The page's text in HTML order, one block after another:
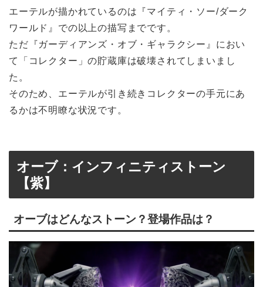
エーテルが描かれているのは『マイティ・ソー/ダーク
ワールド』での以上の描写までです。
ただ『ガーディアンズ・オブ・ギャラクシー』におい
て「コレクター」の貯蔵庫は破壊されてしまいまし
た。
そのため、エーテルが引き続きコレクターの手元にあ
るかは不明瞭な状況です。
オーブ：インフィニティストーン
【紫】
オーブはどんなストーン？登場作品は？